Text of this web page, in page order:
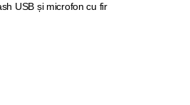
USB și microfon cu fir